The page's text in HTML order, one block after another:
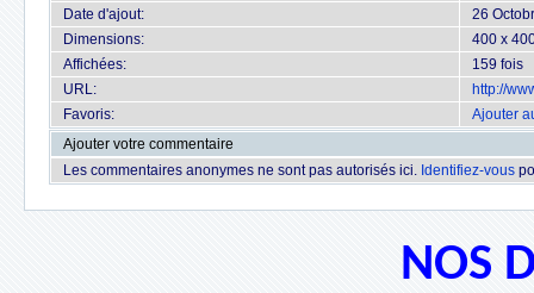
Date d'ajout:
26
Dimensions:
400 x
Affichées:
159 fois
URL:
http://
Favoris:
Ajouter
Ajouter votre commentaire
Les commentaires anonymes ne sont pas autorisés ici. Identifiez-vous
NOS